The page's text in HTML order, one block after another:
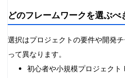
どのフレームワークを選ぶべ
選択はプロジェクトの要件や開発
って異なります。
初心者や小規模プロジェクト